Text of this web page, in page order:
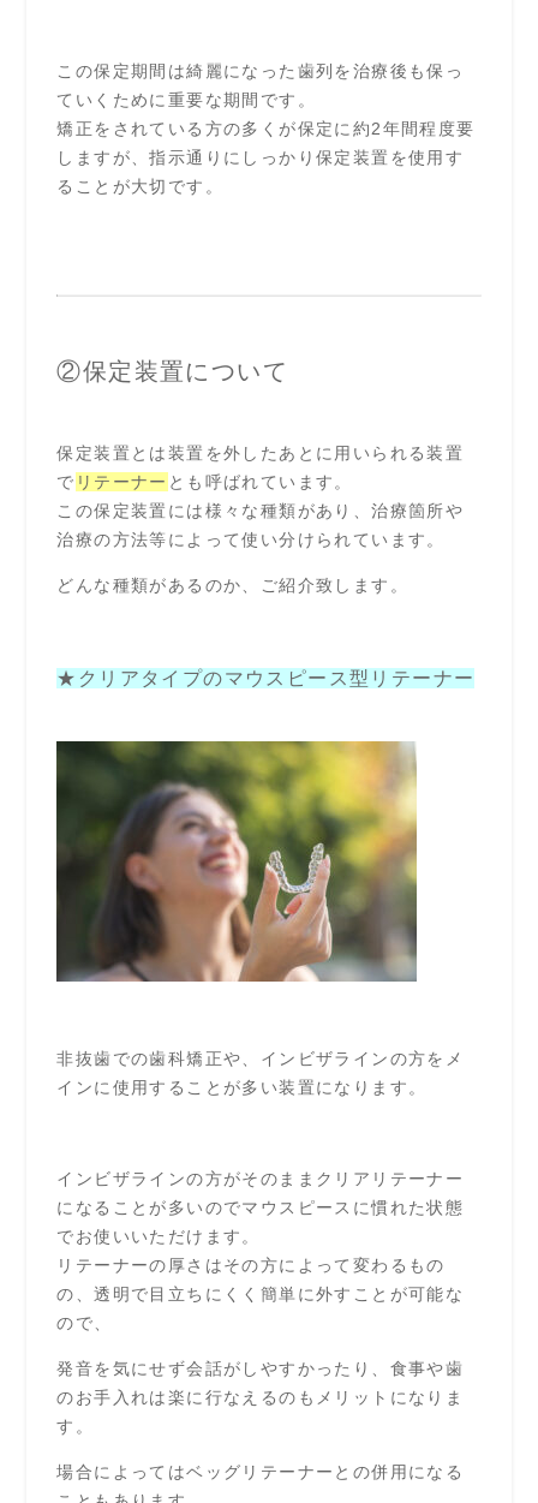
この保定期間は綺麗になった歯列を治療後も保っ
ていくために重要な期間です。
矯正をされている方の多くが保定に約2年間程度要
しますが、指示通りにしっかり保定装置を使用す
ることが大切です。
②保定装置について
保定装置とは装置を外したあとに用いられる装置
で リテーナー とも呼ばれています。
この保定装置には様々な種類があり、治療箇所や
治療の方法等によって使い分けられています。
どんな種類があるのか、ご紹介致します。
★クリアタイプのマウスピース型リテーナー
非抜歯での歯科矯正や、インビザラインの方をメ
インに使用することが多い装置になります。
インビザラインの方がそのままクリアリテーナー
になることが多いのでマウスピースに慣れた状態
でお使いいただけます。
リテーナーの厚さはその方によって変わるもの
の、透明で目立ちにくく簡単に外すことが可能な
ので、
発音を気にせず会話がしやすかったり、食事や歯
のお手入れは楽に行なえるのもメリットになりま
す。
場合によってはベッグリテーナーとの併用になる